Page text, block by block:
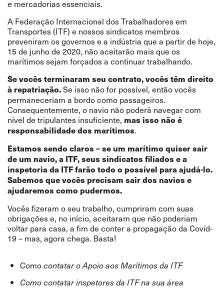
e mercadorias essenciais.
A Federação Internacional dos Trabalhadores em
Transportes (ITF) e nossos sindicatos membros
preveniram os governos e a indústria que a partir de hoje,
15 de junho de 2020, não aceitarão mais que os
marítimos sejam forçados a continuar trabalhando.
Se vocês terminaram seu contrato, vocês têm direito
à repatriação.Se isso não for possível, então vocês
permaneceriam a bordo como passageiros.
Consequentemente, o navio não poderá navegar com
nível de tripulantes insuficiente, mas isso não é
responsabilidade dos marítimos.
Estamos sendo claros – se um marítimo quiser sair
de um navio, a ITF, seus sindicatos filiados e a
inspetoria da ITF farão todo o possível para ajudá-lo.
Sabemos que vocês precisam sair dos navios e
ajudaremos como pudermos.
Vocês fizeram o seu trabalho, cumpriram com suas
obrigações e, no início, aceitaram que não poderiam
voltar para casa, a fim de conter a propagação da Covid-
19 – mas, agora chega. Basta!
Comocontatar o Apoio aos Marítimos da ITF
Comocontatar inspetores da ITF na sua área